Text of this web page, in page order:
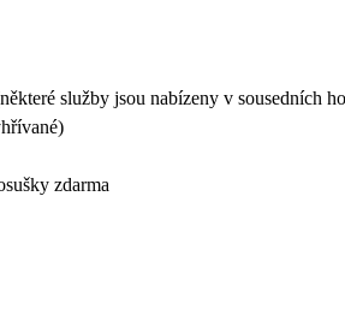
služby jsou nabízeny v sousedních
zdarma